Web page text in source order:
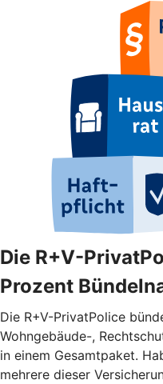
Die R+V-
Prozent
Die R+V-PrivatPolice
Wohngebäude-,
in einem Gesamtpaket.
mehrere dieser